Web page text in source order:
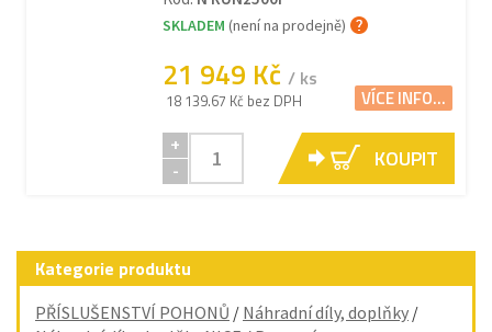
SKLADEM (není na prodejně)
21 949 Kč / ks
18 139.67 Kč bez DPH VÍCE INFO...
+
-
KOUPIT
Kategorie produktu
PŘÍSLUŠENSTVÍ POHONŮ / Náhradní díly, doplňky /